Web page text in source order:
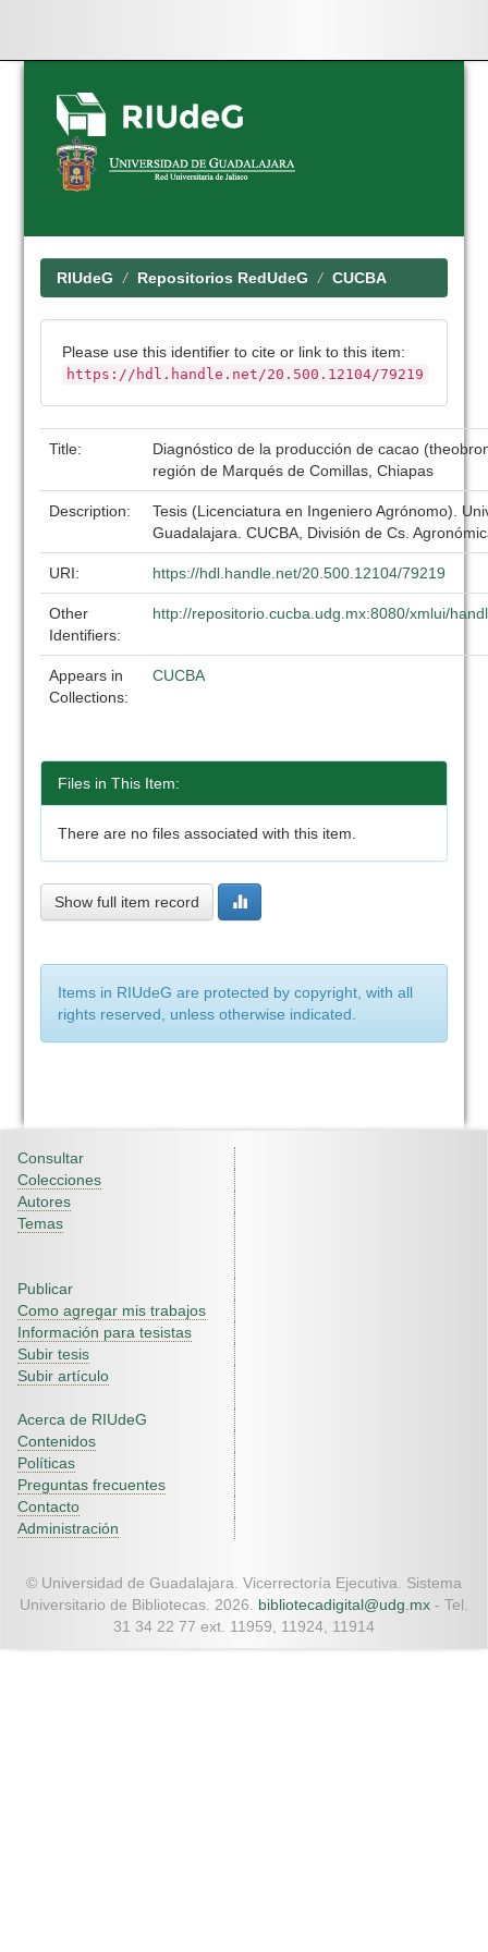
Skip
navigation
RIUdeG Repositorios RedUdeG CUCBA
Please use this identifier to cite or link to this item:
https://hdl.handle.net/20.500.12104/79219
Title:
Diagnóstico de la producción de cacao
región de Marqués de Comillas, Chiapas
Description:
Tesis (Licenciatura en Ingeniero Agrónomo).
Guadalajara. CUCBA, División de Cs.
URI: https://hdl.handle.net/20.500.12104/79219
Other
Identifiers:
http://repositorio.cucba.udg.mx:8080/xmlui/
Appears in
Collections:
CUCBA
Files in This Item:
There are no files associated with this item.
Show full item record
Items in RIUdeG are protected by copyright, with all
rights reserved, unless otherwise indicated.
Consultar
Colecciones
Autores
Temas
Publicar
Como agregar mis trabajos
Información para tesistas
Subir tesis
Subir artículo
Acerca de RIUdeG
Contenidos
Políticas
Preguntas frecuentes
Contacto
Administración
© Universidad de Guadalajara. Vicerrectoría Ejecutiva. Sistema
Universitario de Bibliotecas. 2026. bibliotecadigital@udg.mx - Tel.
31 34 22 77 ext. 11959, 11924, 11914